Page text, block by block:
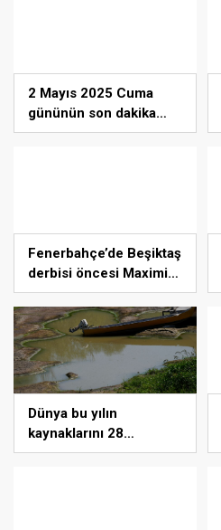
2 Mayıs 2025 Cuma
gününün son dakika
önemli gelişmeleri!
Fenerbahçe’de Beşiktaş
derbisi öncesi Maximin
ve Amrabat gelişmesi…
Dünya bu yılın
kaynaklarını 28
Temmuz’da, Türkiye 22